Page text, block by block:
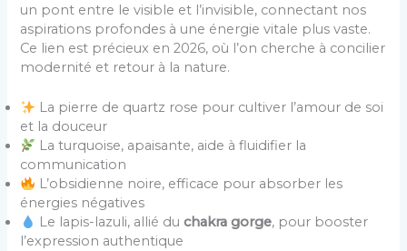
un pont entre le visible et l’invisible, connectant nos
aspirations profondes à une énergie vitale plus vaste.
Ce lien est précieux en 2026, où l’on cherche à concilier
modernité et retour à la nature.
La pierre de quartz rose pour cultiver l’amour de soi
et la douceur
La turquoise, apaisante, aide à fluidifier la
communication
L’obsidienne noire, efficace pour absorber les
énergies négatives
Le lapis-lazuli, allié duchakra gorge, pour booster
l’expression authentique